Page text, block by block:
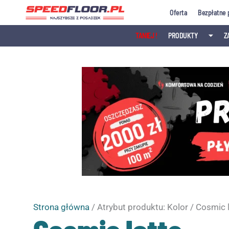
Przejdź
treści
Oferta Bezpłatne
TANIEJ ! PRODUKTY ⏷
Strona główna / Atrybut produktu: Kolor / Cosmic